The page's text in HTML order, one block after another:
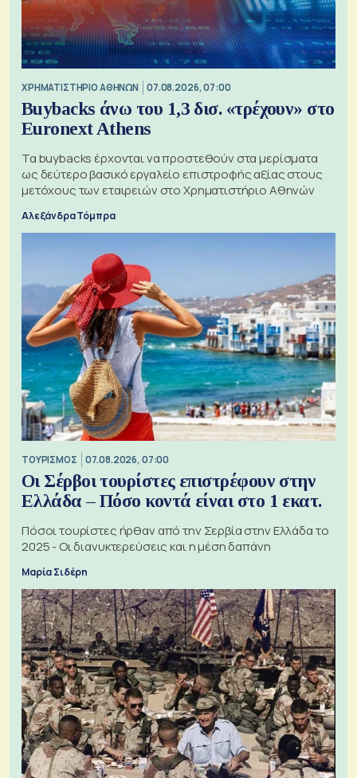
XΡΗΜΑΤΙΣΤΗΡΙΟ ΑΘΗΝΩΝ 07.08.2026, 07:00
Buybacks άνω του 1,3 δισ. «τρέχουν» στο
Euronext Athens
Τα buybacks έρχονται να προστεθούν στα μερίσματα
ως δεύτερο βασικό εργαλείο επιστροφής αξίας στους
μετόχους των εταιρειών στο Χρηματιστήριο Αθηνών
Αλεξάνδρα Τόμπρα
ΤΟΥΡΙΣΜΟΣ 07.08.2026, 07:00
Οι Σέρβοι τουρίστες επιστρέφουν στην
Ελλάδα – Πόσο κοντά είναι στο 1 εκατ.
Πόσοι τουρίστες ήρθαν από την Σερβία στην Ελλάδα το
2025 - Οι διανυκτερεύσεις και η μέση δαπάνη
Μαρία Σιδέρη